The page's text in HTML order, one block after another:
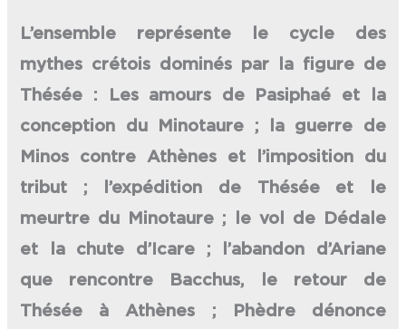
L’ensemble représente le cycle des
mythes crétois dominés par la figure de
Thésée : Les amours de Pasiphaé et la
conception du Minotaure ; la guerre de
Minos contre Athènes et l’imposition du
tribut ; l’expédition de Thésée et le
meurtre du Minotaure ; le vol de Dédale
et la chute d’Icare ; l’abandon d’Ariane
que rencontre Bacchus, le retour de
Thésée à Athènes ; Phèdre dénonce